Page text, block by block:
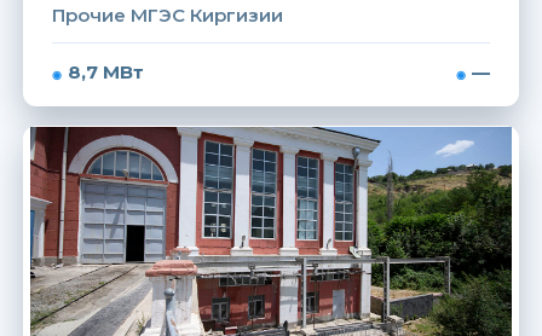
Прочие МГЭС Киргизии
8,7 МВт —